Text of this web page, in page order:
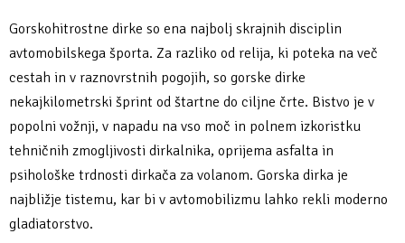
Gorskohitrostne dirke so ena najbolj skrajnih disciplin
avtomobilskega športa. Za razliko od relija, ki poteka na več
cestah in v raznovrstnih pogojih, so gorske dirke
nekajkilometrski šprint od štartne do ciljne črte. Bistvo je v
popolni vožnji, v napadu na vso moč in polnem izkoristku
tehničnih zmogljivosti dirkalnika, oprijema asfalta in
psihološke trdnosti dirkača za volanom. Gorska dirka je
najbližje tistemu, kar bi v avtomobilizmu lahko rekli moderno
gladiatorstvo.